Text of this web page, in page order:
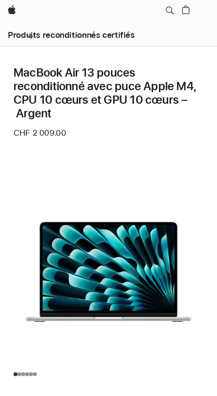
Apple
Produits reconditionnés certifiés
MacBook Air 13 pouces
reconditionné avec puce Apple M4,
CPU 10 cœurs et GPU 10 cœurs –
Argent
CHF 2 009.00